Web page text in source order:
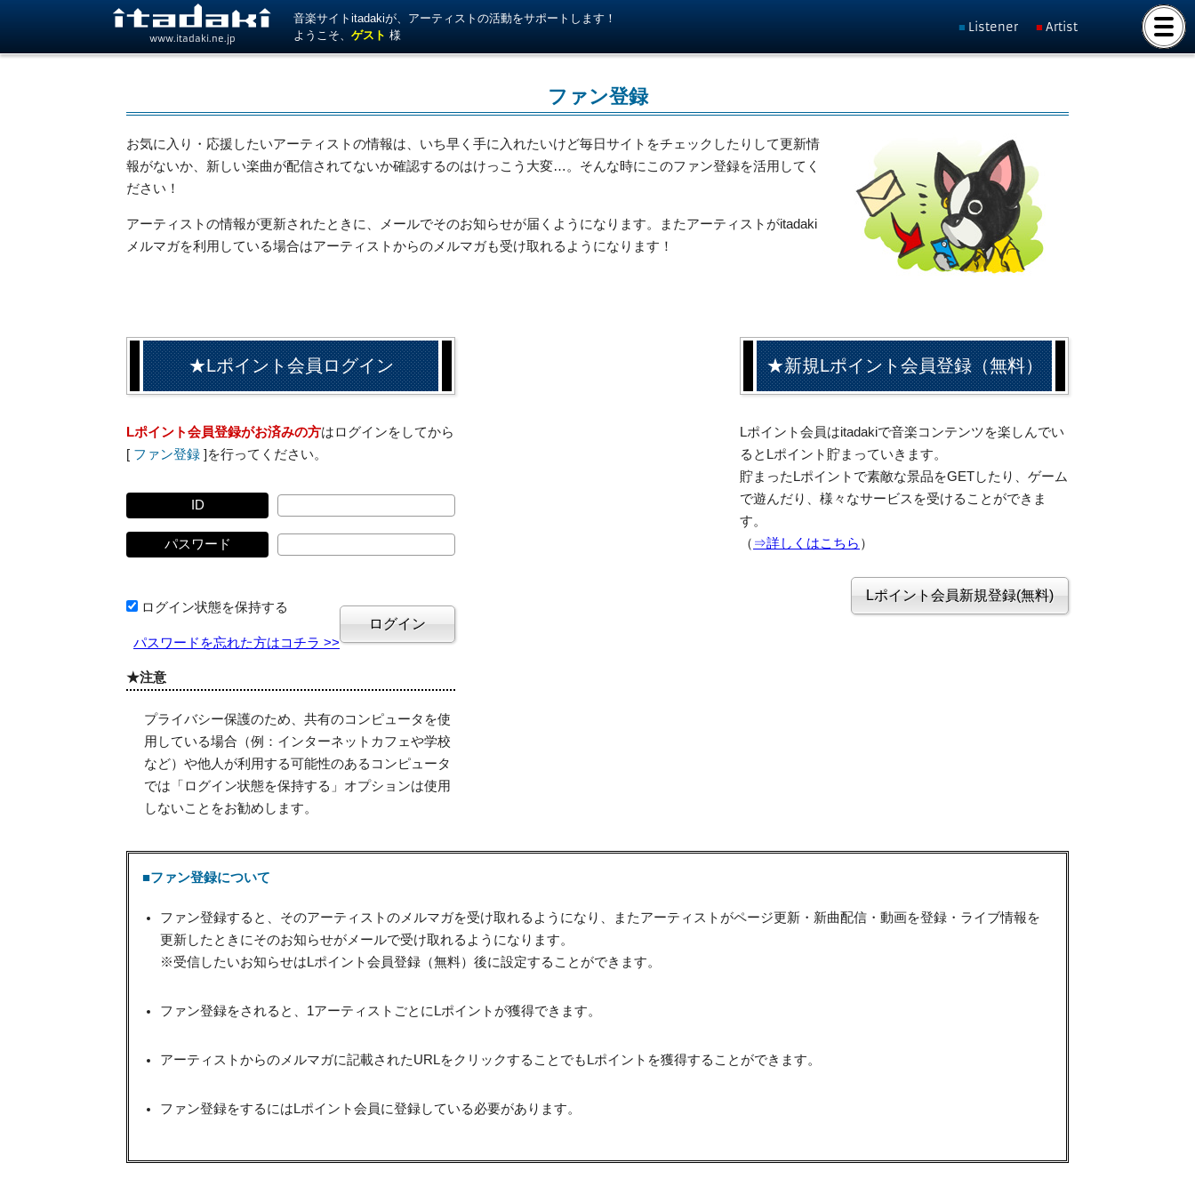
www.itadaki.ne.jp
音楽サイトitadakiが、アーティストの活動をサポートします！
ようこそ、ゲスト 様
Listener Artist
ファン登録
お気に入り・応援したいアーティストの情報は、いち早く手に入れたいけど毎日サイトをチェックしたりして更新情
報がないか、新しい楽曲が配信されてないか確認するのはけっこう大変…。そんな時にこのファン登録を活用してく
ださい！
アーティストの情報が更新されたときに、メールでそのお知らせが届くようになります。またアーティストがitadaki
メルマガを利用している場合はアーティストからのメルマガも受け取れるようになります！
★Lポイント会員ログイン
Lポイント会員登録がお済みの方はログインをしてから
[ ファン登録 ]を行ってください。
ID
パスワード
ログイン状態を保持する
パスワードを忘れた方はコチラ >>
★注意
プライバシー保護のため、共有のコンピュータを使
用している場合（例：インターネットカフェや学校
など）や他人が利用する可能性のあるコンピュータ
では「ログイン状態を保持する」オプションは使用
しないことをお勧めします。
★新規Lポイント会員登録（無料）
Lポイント会員はitadakiで音楽コンテンツを楽しんでい
るとLポイント貯まっていきます。
貯まったLポイントで素敵な景品をGETしたり、ゲーム
で遊んだり、様々なサービスを受けることができま
す。
（ ⇒詳しくはこちら ）
■ファン登録について
ファン登録すると、そのアーティストのメルマガを受け取れるようになり、またアーティストがページ更新・新曲配信・動画を登録・ライブ情報を
更新したときにそのお知らせがメールで受け取れるようになります。
※受信したいお知らせはLポイント会員登録（無料）後に設定することができます。
ファン登録をされると、1アーティストごとにLポイントが獲得できます。
アーティストからのメルマガに記載されたURLをクリックすることでもLポイントを獲得することができます。
ファン登録をするにはLポイント会員に登録している必要があります。